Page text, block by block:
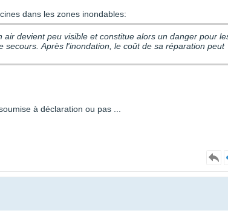
dans les zones inondables:
devient peu visible et constitue alors un danger pour
Après l'inondation, le coût de sa réparation peut
à déclaration ou pas ...